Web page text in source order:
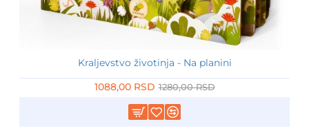
Kraljevstvo životinja - Na planini
1088,00 RSD 1280,00 RSD